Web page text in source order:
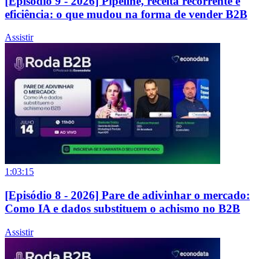
eficiência: o que mudou na forma de vender B2B
Assistir
1:03:15
[Episódio 8 - 2026] Pare de adivinhar o mercado:
Como IA e dados substituem o achismo no B2B
Assistir